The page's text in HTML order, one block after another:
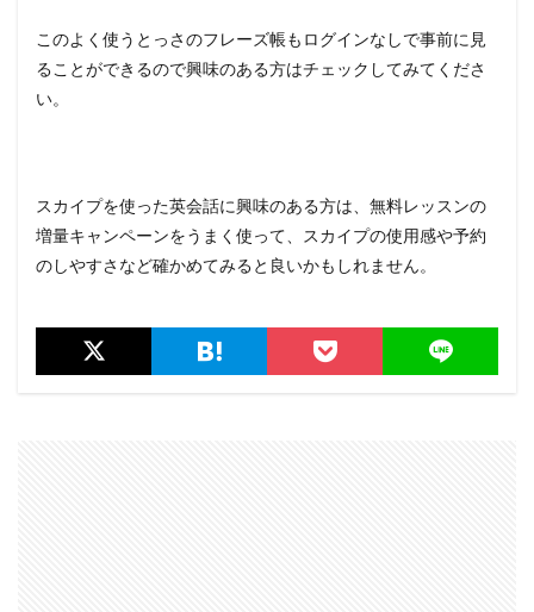
このよく使うとっさのフレーズ帳もログインなしで事前に見
ることができるので興味のある方はチェックしてみてくださ
い。
スカイプを使った英会話に興味のある方は、無料レッスンの
増量キャンペーンをうまく使って、スカイプの使用感や予約
のしやすさなど確かめてみると良いかもしれません。